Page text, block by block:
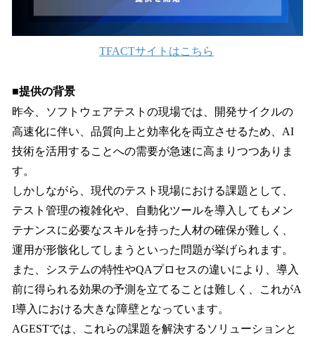
TFACTサイトはこちら
■提供の背景
昨今、ソフトウェアテストの現場では、開発サイクルの
高速化に伴い、品質向上と効率化を両立させるため、AI
技術を活用することへの需要が急速に高まりつつありま
す。
しかしながら、現代のテスト現場における課題として、
テスト管理の複雑化や、自動化ツールを導入してもメン
テナンスに必要なスキルを持った人材の確保が難しく、
運用が形骸化してしまうといった問題が挙げられます。
また、システムの特性やQAプロセスの違いにより、導入
前に得られる効果の予測を立てることは難しく、これがA
I導入における大きな障壁となっています。
AGESTでは、これらの課題を解決するソリューションと